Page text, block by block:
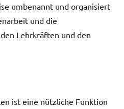
umbenannt und organisiert
und die
Lehrkräften und den
ist eine nützliche Funktion